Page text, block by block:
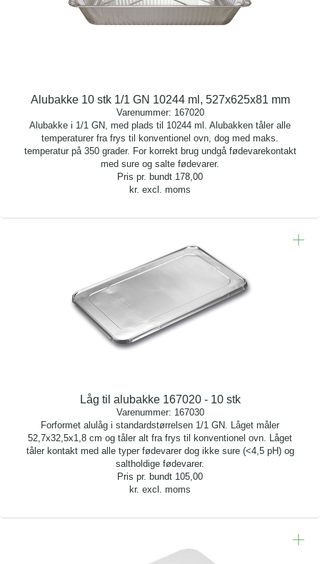
Alubakke 10 stk 1/1 GN 10244 ml, 527x625x81 mm
Varenummer: 167020
Alubakke i 1/1 GN, med plads til 10244 ml. Alubakken tåler alle
temperaturer fra frys til konventionel ovn, dog med maks.
temperatur på 350 grader. For korrekt brug undgå fødevarekontakt
med sure og salte fødevarer.
Pris pr. bundt 178,00
kr. excl. moms
Låg til alubakke 167020 - 10 stk
Varenummer: 167030
Forformet alulåg i standardstørrelsen 1/1 GN. Låget måler
52,7x32,5x1,8 cm og tåler alt fra frys til konventionel ovn. Låget
tåler kontakt med alle typer fødevarer dog ikke sure (<4,5 pH) og
saltholdige fødevarer.
Pris pr. bundt 105,00
kr. excl. moms